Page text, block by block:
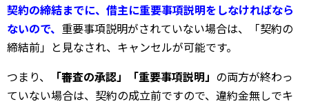
契約の締結までに、借主に重要事項説明をしなければなら
ないので、 重要事項説明がされていない場合は、「契約の
締結前」と見なされ、キャンセルが可能です。
つまり、
「審査の承認」「重要事項説明」 の両方が終わっ
ていない場合は、契約の成立前ですので、違約金無しでキ